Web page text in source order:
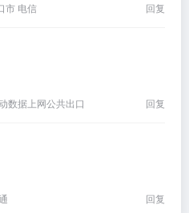
市 电信 回复
数据上网公共出口 回复
回复